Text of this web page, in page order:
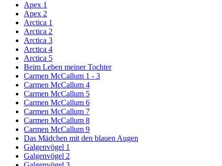
Apex 1
Apex 2
Arctica 1
Arctica 2
Arctica 3
Arctica 4
Arctica 5
Beim Leben meiner Tochter
Carmen McCallum 1 - 3
Carmen McCallum 4
Carmen McCallum 5
Carmen McCallum 6
Carmen McCallum 7
Carmen McCallum 8
Carmen McCallum 9
Das Mädchen mit den blauen Augen
Galgenvögel 1
Galgenvögel 2